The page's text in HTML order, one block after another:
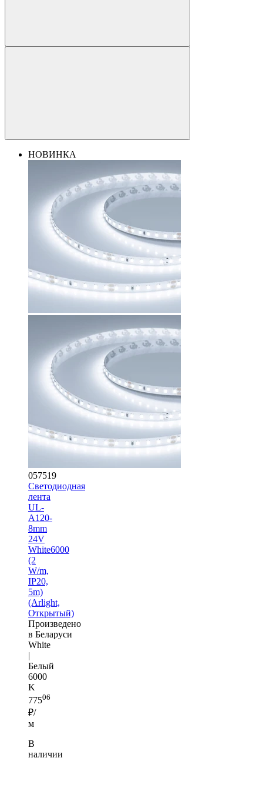
НОВИНКА
057519
Светодиодная
лента
UL-
A120-
8mm
24V
White6000
(2
W/m,
IP20,
5m)
(Arlight,
Открытый)
Произведено
в Беларуси
White
|
Белый
6000
K
77506
₽/
м
В
наличии